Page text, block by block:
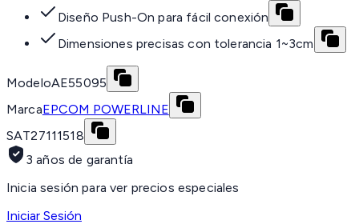
Diseño Push-On para fácil conexión
Dimensiones precisas con tolerancia 1~3cm
ModeloAE55095
MarcaEPCOM POWERLINE
SAT27111518
3 años de garantía
Inicia sesión para ver precios especiales
Iniciar Sesión